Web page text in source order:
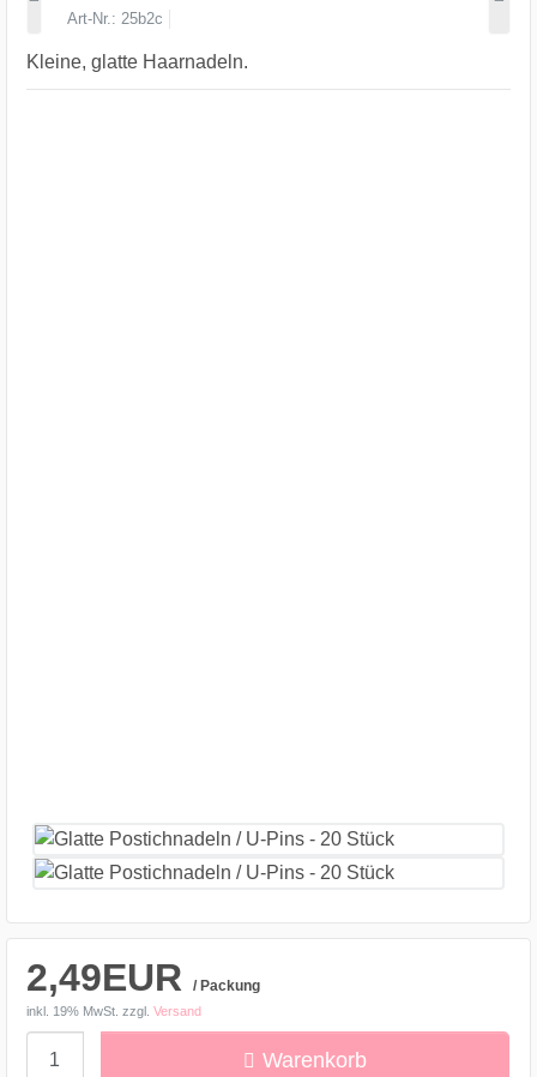
Art-Nr. 25b2c
Kleine, glatte Haarnadeln.
2,49EUR / Packung
inkl. 19% MwSt. zzgl. Versand
Warenkorb